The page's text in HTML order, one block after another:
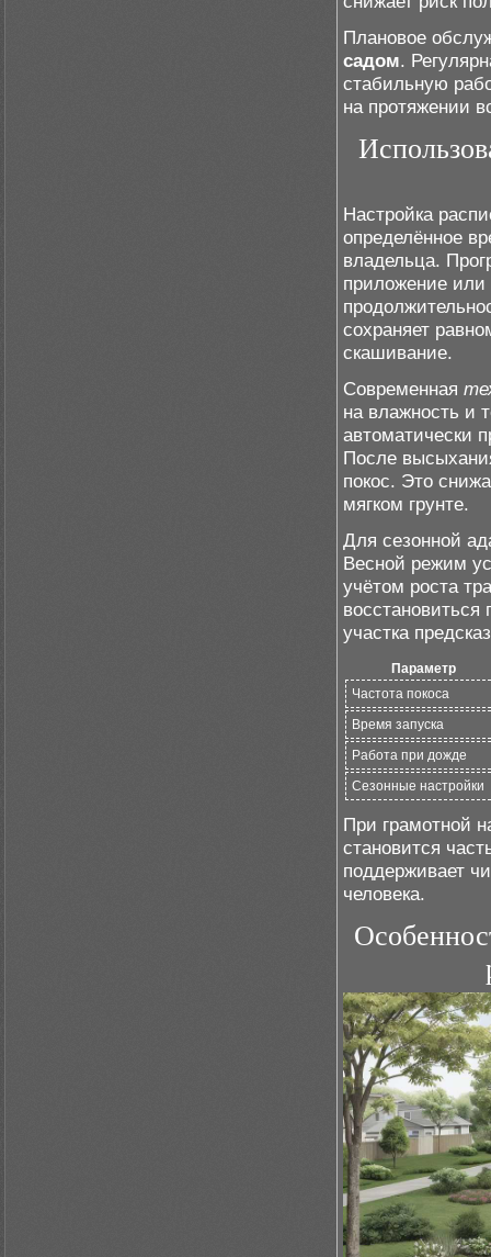
Плановое
садом.
стабильную
на протяжении
Настройка
определённое
владельца.
приложение или
сохраняет
скашивание.
Современная
на влажность и
автоматически
После
покос. Это
мягком грунте.
Для сезонной
Весной режим
учётом роста
участка
Параметр
Частота покоса
Время запуска
Работа при дожде
Сезонные настройки
При грамотной
становится
поддерживает
человека.